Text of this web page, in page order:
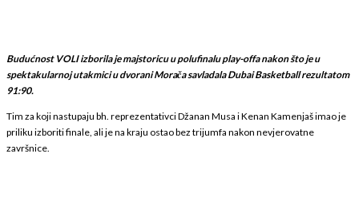
Budućnost VOLI izborila je majstoricu u polufinalu play-offa nakon što je u
spektakularnoj utakmici u dvorani Morača savladala Dubai Basketball rezultatom
91:90.
Tim za koji nastupaju bh. reprezentativci Džanan Musa i Kenan Kamenjaš imao je
priliku izboriti finale, ali je na kraju ostao bez trijumfa nakon nevjerovatne
završnice.